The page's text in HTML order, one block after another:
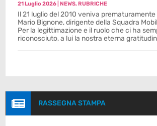
21 Luglio 2026 |NEWS,RUBRICHE
Il 21 luglio del 2010 veniva
Mario Bignone, dirigente della Squadra
Per la legittimazione e il ruolo che ci ha
riconosciuto, a lui la nostra eterna
 RASSEGNA STAMPA